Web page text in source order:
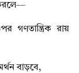
গণতান্ত্রিক রায়
বাড়বে,